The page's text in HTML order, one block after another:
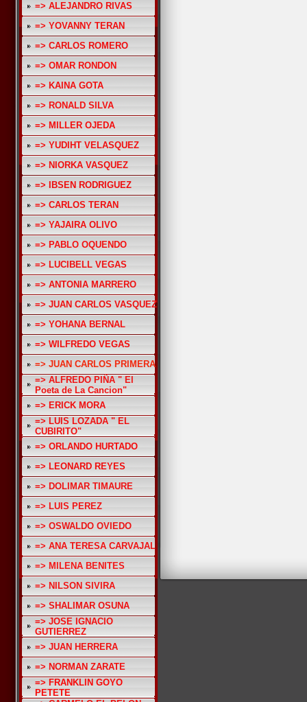
=> ALEJANDRO RIVAS
=> YOVANNY TERAN
=> CARLOS ROMERO
=> OMAR RONDON
=> KAINA GOTA
=> RONALD SILVA
=> MILLER OJEDA
=> YUDIHT VELASQUEZ
=> NIORKA VASQUEZ
=> IBSEN RODRIGUEZ
=> CARLOS TERAN
=> YAJAIRA OLIVO
=> PABLO OQUENDO
=> LUCIBELL VEGAS
=> ANTONIA MARRERO
=> JUAN CARLOS VASQUEZ
=> YOHANA BERNAL
=> WILFREDO VEGAS
=> JUAN CARLOS PRIMERA
=> ALFREDO PIÑA " El
Poeta de La Cancion"
=> ERICK MORA
=> LUIS LOZADA " EL
CUBIRITO"
=> ORLANDO HURTADO
=> LEONARD REYES
=> DOLIMAR TIMAURE
=> LUIS PEREZ
=> OSWALDO OVIEDO
=> ANA TERESA CARVAJAL
=> MILENA BENITES
=> NILSON SIVIRA
=> SHALIMAR OSUNA
=> JOSE IGNACIO
GUTIERREZ
=> JUAN HERRERA
=> NORMAN ZARATE
=> FRANKLIN GOYO
PETETE